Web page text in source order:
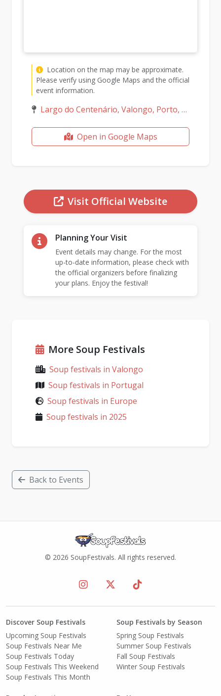
Location on the map may be approximate.
Please verify using Google Maps and the official
event information.
Largo do Centenário, Valongo, Porto, Portugal
Open in Google Maps
Visit Official Website
Planning Your Visit
Event details may change. For the most
up-to-date information, please check with
the official organizers before finalizing
your plans. Enjoy the festival!
More Soup Festivals
Soup festivals in Valongo
Soup festivals in Portugal
Soup festivals in Europe
Soup festivals in 2025
Back to Events
© 2026 SoupFestivals. All rights reserved.
Discover Soup Festivals
Upcoming Soup Festivals
Soup Festivals Near Me
Soup Festivals Today
Soup Festivals This Weekend
Soup Festivals This Month
Soup Festivals by Season
Spring Soup Festivals
Summer Soup Festivals
Fall Soup Festivals
Winter Soup Festivals